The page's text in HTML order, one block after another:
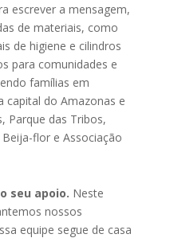
escrever a mensagem,
de materiais, como
de higiene e cilindros
para comunidades e
famílias em
capital do Amazonas e
Parque das Tribos,
flor e Associação
seu apoio. Neste
nossos
equipe segue de casa